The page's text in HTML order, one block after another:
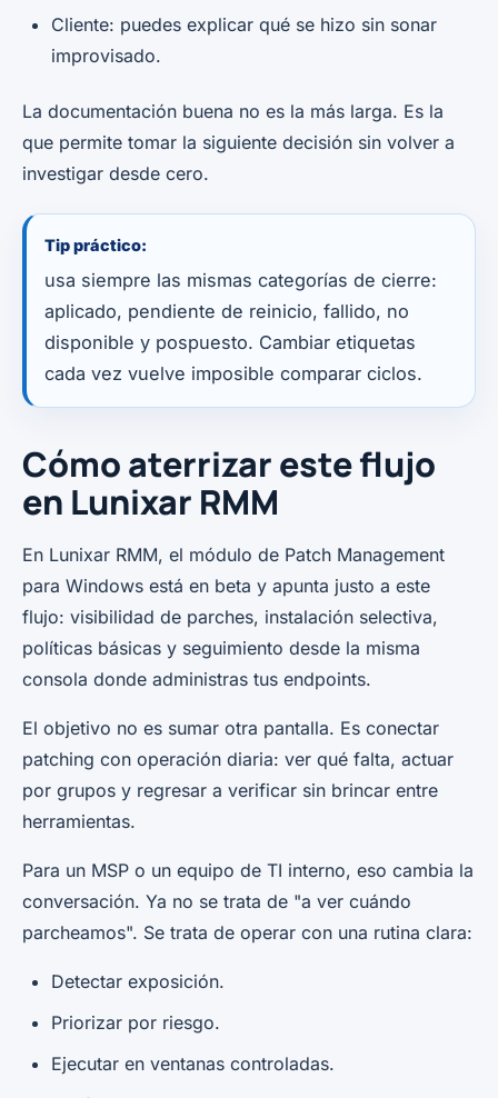
Cliente: puedes explicar qué se hizo sin sonar
improvisado.
La documentación buena no es la más larga. Es la
que permite tomar la siguiente decisión sin volver a
investigar desde cero.
Tip práctico:
usa siempre las mismas categorías de cierre:
aplicado, pendiente de reinicio, fallido, no
disponible y pospuesto. Cambiar etiquetas
cada vez vuelve imposible comparar ciclos.
Cómo aterrizar este flujo
en Lunixar RMM
En Lunixar RMM, el módulo de Patch Management
para Windows está en beta y apunta justo a este
flujo: visibilidad de parches, instalación selectiva,
políticas básicas y seguimiento desde la misma
consola donde administras tus endpoints.
El objetivo no es sumar otra pantalla. Es conectar
patching con operación diaria: ver qué falta, actuar
por grupos y regresar a verificar sin brincar entre
herramientas.
Para un MSP o un equipo de TI interno, eso cambia la
conversación. Ya no se trata de "a ver cuándo
parcheamos". Se trata de operar con una rutina clara:
Detectar exposición.
Priorizar por riesgo.
Ejecutar en ventanas controladas.